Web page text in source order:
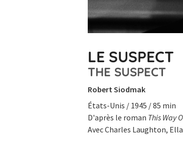
LE SUSPECT
THE SUSPECT
Robert Siodmak
États-Unis / 1945 / 85 min
D'après le roman This Way
Avec Charles Laughton,